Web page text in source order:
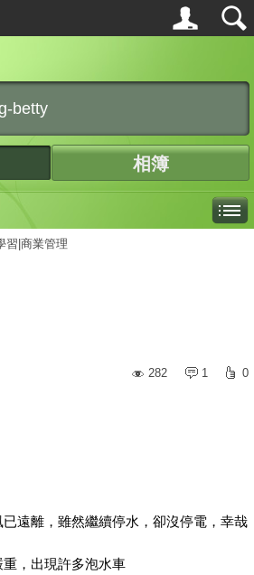
betty
相簿
習|商業管理
282
1 0
遠離，雖然繼續停水，卻沒停電，幸哉
，出現許多泡水車